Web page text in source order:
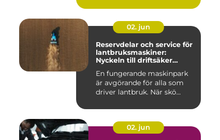
02. jun
Reservdelar och service för
lantbruksmaskiner:
Nyckeln till driftsäker
En fungerande maskinpark
är avgörande för alla som
driver lantbruk. När skö...
02. jun